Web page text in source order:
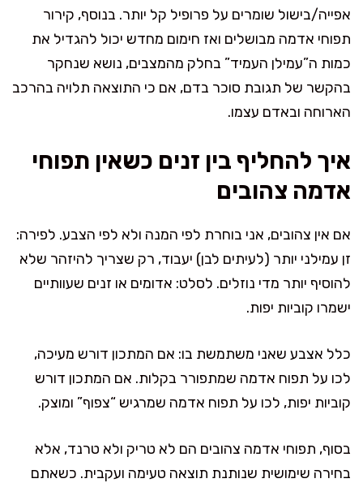
אפייה/בישול שומרים על פרופיל קל יותר. בנוסף, קירור
תפוחי אדמה מבושלים ואז חימום מחדש יכול להגדיל את
כמות ה”עמילן העמיד” בחלק מהמצבים, נושא שנחקר
בהקשר של תגובת סוכר בדם, אם כי התוצאה תלויה בהרכב
הארוחה ובאדם עצמו.
איך להחליף בין זנים כשאין תפוחי
אדמה צהובים
אם אין צהובים, אני בוחרת לפי המנה ולא לפי הצבע. לפירה:
זן עמילני יותר (לעיתים לבן) יעבוד, רק שצריך להיזהר שלא
להוסיף יותר מדי נוזלים. לסלט: אדומים או זנים שעוותיים
ישמרו קוביות יפות.
כלל אצבע שאני משתמשת בו: אם המתכון דורש מעיכה,
לכו על תפוח אדמה שמתפורר בקלות. אם המתכון דורש
קוביות יפות, לכו על תפוח אדמה שמרגיש “צפוף” ומוצק.
בסוף, תפוחי אדמה צהובים הם לא טריק ולא טרנד, אלא
בחירה שימושית שנותנת תוצאה טעימה ועקבית. כשאתם